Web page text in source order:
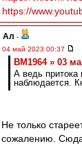
https://
Ал -
04 май 2023 00:37
BM1964 » 03
А ведь
наблюдается.
Не только
сожалению.